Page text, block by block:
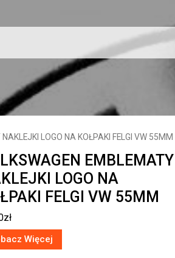
LOGO NA KOŁPAKI FELGI VW 55MM
EMBLEMATY
LOGO NA
FELGI VW 55MM
zł
Więcej